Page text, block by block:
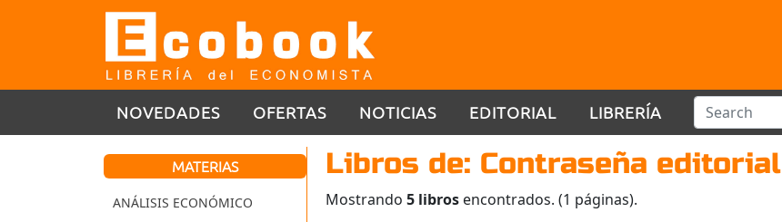
NOVEDADES OFERTAS NOTICIAS EDITORIAL LIBRERÍA
MATERIAS
ANÁLISIS ECONÓMICO
Libros de: Contraseña editorial
Mostrando5 libros encontrados. (1 páginas).